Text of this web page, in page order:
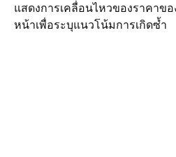
แสดงการเคลื่อนไหวของราคา
หน้าเพื่อระบุแนวโน้มการเกิดซ้ำ